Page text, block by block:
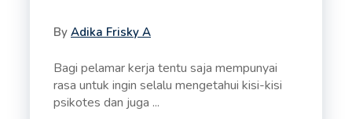
By Adika Frisky A
Bagi pelamar kerja tentu saja mempunyai
rasa untuk ingin selalu mengetahui kisi-kisi
psikotes dan juga ...